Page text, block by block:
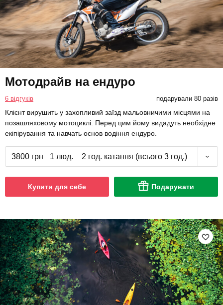
Мотодрайв на ендуро
6 відгуків подарували 80 разів
Клієнт вирушить у захопливий заїзд мальовничими місцями на
позашляховому мотоциклі. Перед цим йому видадуть необхідне
екіпірування та навчать основ водіння ендуро.
3800 грн 1 люд. 2 год. катання (всього 3 год.)
Купити для себе Подарувати